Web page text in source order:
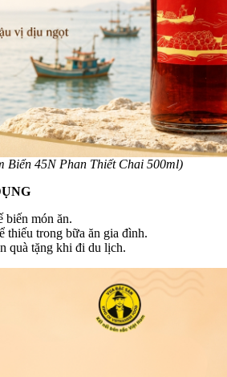
Biển 45N Phan Thiết Chai 500ml)
biến món ăn.
thiếu trong bữa ăn gia đình.
quà tặng khi đi du lịch.